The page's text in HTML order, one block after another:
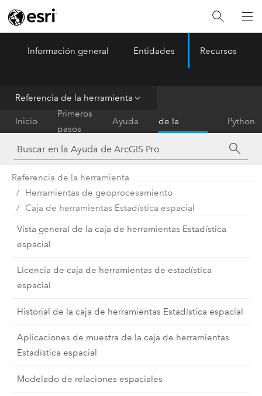
ArcGIS Pro Menu
Información general Entidades Recursos
Referencia de la herramienta
Inicio
Primeros
pasos
Ayuda
de la
herramienta
Python
Referencia de la herramienta
Herramientas de geoprocesamiento
Caja de herramientas Estadística espacial
Vista general de la caja de herramientas Estadística
espacial
Licencia de caja de herramientas de estadística
espacial
Historial de la caja de herramientas Estadística espacial
Aplicaciones de muestra de la caja de herramientas
Estadística espacial
Modelado de relaciones espaciales